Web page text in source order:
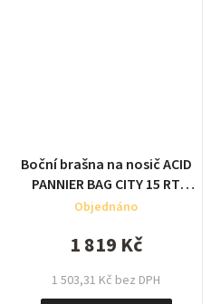
Boční brašna na nosič ACID
PANNIER BAG CITY 15 RT
SMLINK
Objednáno
1 503,31 Kč bez DPH
1 819 Kč